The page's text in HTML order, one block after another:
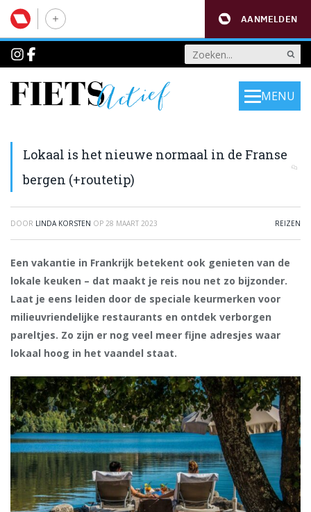
AANMELDEN
MENU
Lokaal is het nieuwe normaal in de Franse
bergen (+routetip)
DOOR LINDA KORSTEN OP 28 MAART 2023 REIZEN
Een vakantie in Frankrijk betekent ook genieten van de
lokale keuken – dat maakt je reis nou net zo bijzonder.
Laat je eens leiden door de speciale keurmerken voor
milieuvriendelijke restaurants en ontdek verborgen
pareltjes. Zo zijn er nog veel meer fijne adresjes waar
lokaal hoog in het vaandel staat.